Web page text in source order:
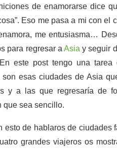
de enamorarse dice
Eso me pasa a mi con el
me entusiasma…
para regresar a Asia y seguir
este post tengo una
son esas ciudades de Asia
y a las que regresaría de
que sea sencillo.
esto de hablaros de
grandes viajeros os